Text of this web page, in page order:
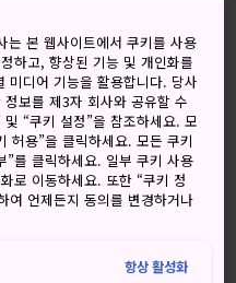
래된 사찰
한 문을 통과하면, 웅장하지
건물이 보입니다.
가지붕을 얹은 본당이 산
는 본 웹사이트에서 쿠키를 사용
하고, 향상된 기능 및 개인화를
미디어 기능을 활용합니다. 당사
보를 제3자 회사와 공유할 수
“쿠키 설정”을 참조하세요. 모
허용”을 클릭하세요. 모든 쿠키
”를 클릭하세요. 일부 쿠키 사용
로 이동하세요. 또한 “쿠키 정
여 언제든지 동의를 변경하거나
항상 활성화